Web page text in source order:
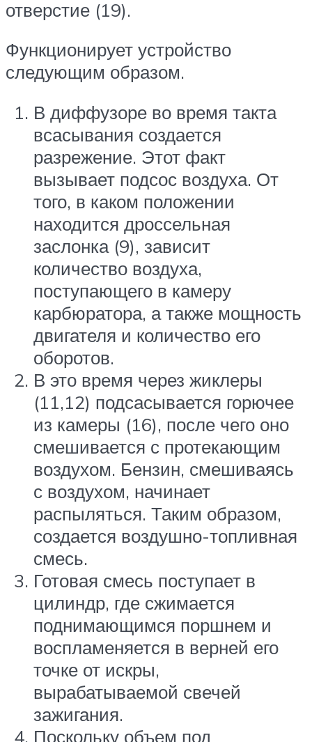
отверстие (19).
Функционирует устройство
следующим образом.
В диффузоре во время такта
всасывания создается
разрежение. Этот факт
вызывает подсос воздуха. От
того, в каком положении
находится дроссельная
заслонка (9), зависит
количество воздуха,
поступающего в камеру
карбюратора, а также мощность
двигателя и количество его
оборотов.
В это время через жиклеры
(11,12) подсасывается горючее
из камеры (16), после чего оно
смешивается с протекающим
воздухом. Бензин, смешиваясь
с воздухом, начинает
распыляться. Таким образом,
создается воздушно-топливная
смесь.
Готовая смесь поступает в
цилиндр, где сжимается
поднимающимся поршнем и
воспламеняется в верней его
точке от искры,
вырабатываемой свечей
зажигания.
Поскольку объем под